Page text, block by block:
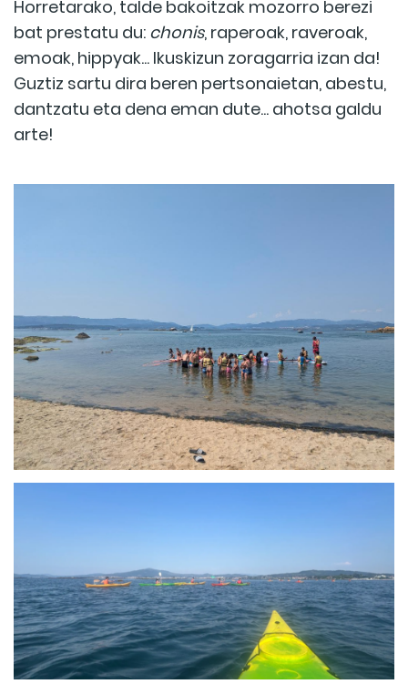
Horretarako, talde bakoitzak mozorro berezi
bat prestatu du: chonis, raperoak, raveroak,
emoak, hippyak... Ikuskizun zoragarria izan da!
Guztiz sartu dira beren pertsonaietan, abestu,
dantzatu eta dena eman dute... ahotsa galdu
arte!